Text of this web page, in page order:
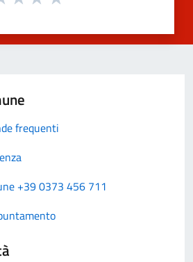
frequenti
+39 0373 456 711